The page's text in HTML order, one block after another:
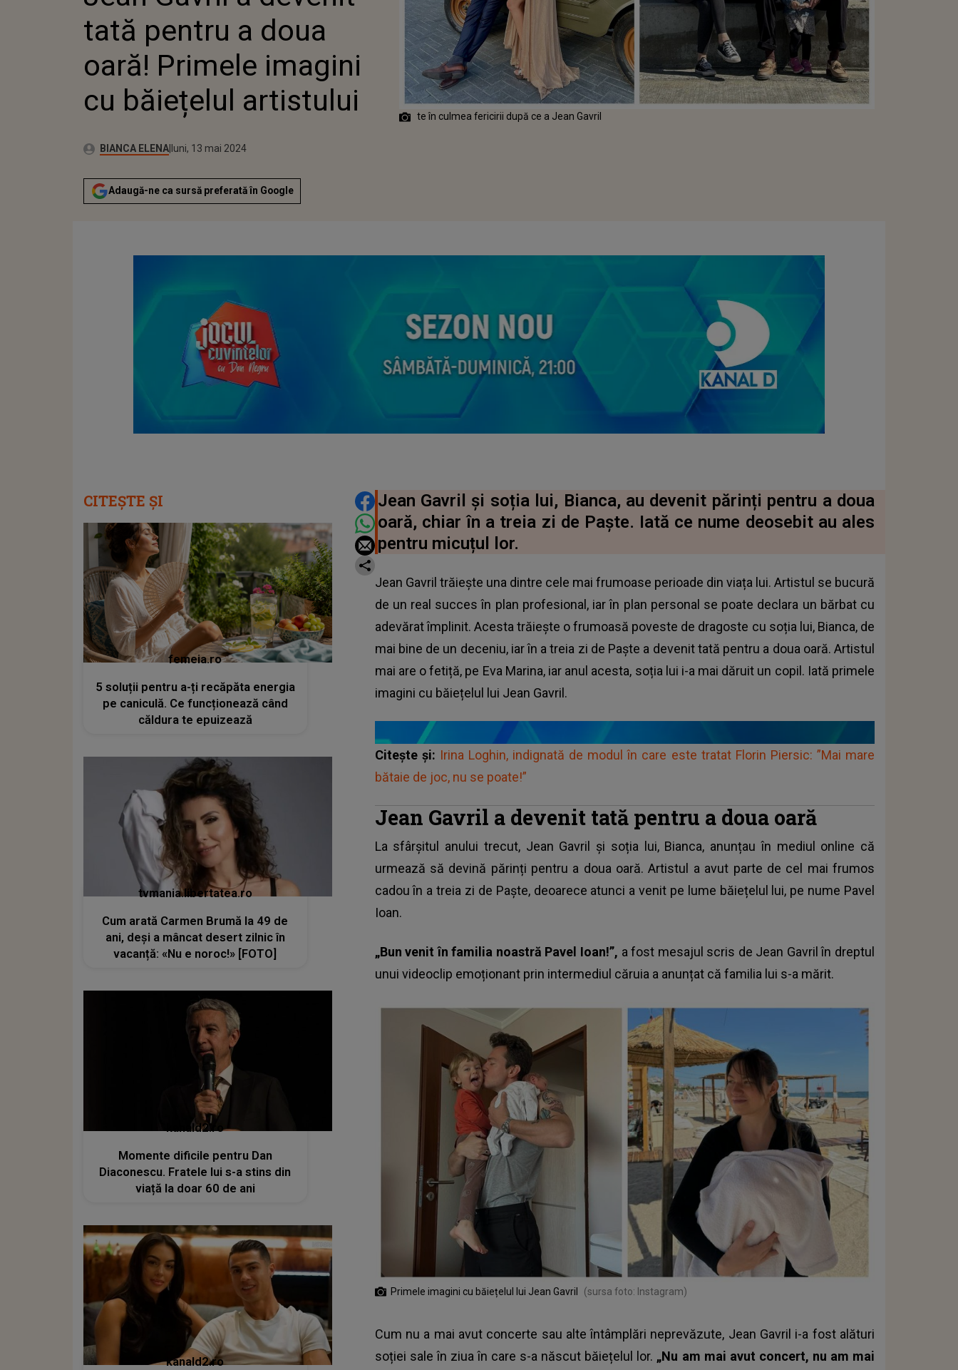
IMAGINI CU
BĂIEȚELUL
ARTISTULUI
tată pentru a doua
oară! Primele imagini
cu băiețelul artistului
Autor:BIANCA ELENA Publicat:
luni, 13 mai 2024
Adaugă-ne ca sursă preferată în Google
te în culmea fericirii după ce a Jean Gavril
DISTRIBUIE ARTICOLUL
Jean Gavril și soția lui, Bianca, au devenit părinți pentru a doua
oară, chiar în a treia zi de Paște. Iată ce nume deosebit au ales
pentru micuțul lor.
Jean Gavril trăiește una dintre cele mai frumoase perioade din viața lui. Artistul se bucură
de un real succes în plan profesional, iar în plan personal se poate declara un bărbat cu
adevărat împlinit. Acesta trăiește o frumoasă poveste de dragoste cu soția lui, Bianca, de
mai bine de un deceniu, iar în a treia zi de Paște a devenit tată pentru a doua oară. Artistul
mai are o fetiță, pe Eva Marina, iar anul acesta, soția lui i-a mai dăruit un copil. Iată primele
imagini cu băiețelul lui Jean Gavril.
Citește și: Irina Loghin, indignată de modul în care este tratat Florin Piersic: ”Mai mare
bătaie de joc, nu se poate!”
Jean Gavril a devenit tată pentru a doua oară
La sfârșitul anului trecut, Jean Gavril și soția lui, Bianca, anunțau în mediul online că
urmează să devină părinți pentru a doua oară. Artistul a avut parte de cel mai frumos
cadou în a treia zi de Paște, deoarece atunci a venit pe lume băiețelul lui, pe nume Pavel
Ioan.
„Bun venit în familia noastră Pavel Ioan!”, a fost mesajul scris de Jean Gavril în dreptul
unui videoclip emoționant prin intermediul căruia a anunțat că familia lui s-a mărit.
Primele imagini cu băiețelul lui Jean Gavril (sursa foto: Instagram)
Cum nu a mai avut concerte sau alte întâmplări neprevăzute, Jean Gavril i-a fost alături
soției sale în ziua în care s-a născut băiețelul lor. „Nu am mai avut concert, nu am mai
CITEȘTE ȘI
femeia.ro
5 soluții pentru a-ți recăpăta energia
pe caniculă. Ce funcționează când
căldura te epuizează
tvmania.libertatea.ro
Cum arată Carmen Brumă la 49 de
ani, deși a mâncat desert zilnic în
vacanță: «Nu e noroc!» [FOTO]
kanald2.ro
Momente dificile pentru Dan
Diaconescu. Fratele lui s-a stins din
viață la doar 60 de ani
kanald2.ro